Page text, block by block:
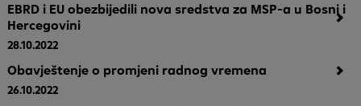
EBRD i EU obezbijedili nova sredstva za MSP-a u Bosni i
Hercegovini
28.10.2022
Obavještenje o promjeni radnog vremena
26.10.2022